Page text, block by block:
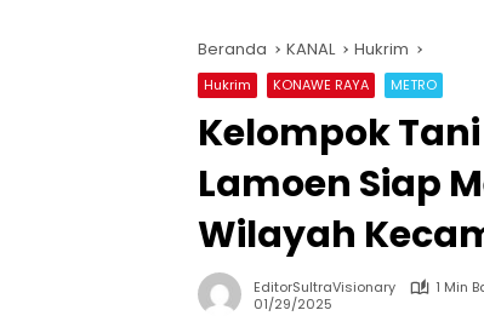
Beranda KANAL Hukrim
Hukrim KONAWE RAYA METRO
Kelompok
Lamoen Siap
Wilayah
EditorSultraVisionary
1 Min
01/29/2025